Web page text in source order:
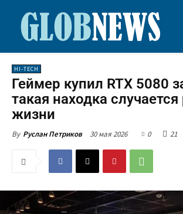
HI-TECH
Геймер купил RTX 5080
такая находка случается
жизни
By Руслан Петриков 30 мая 2026 0 21